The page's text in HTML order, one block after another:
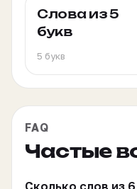
Слова из 5
букв
5 букв
FAQ
Частые
Сколько слов из